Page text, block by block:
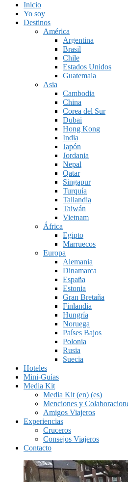
Inicio
Yo soy
Destinos
América
Argentina
Brasil
Chile
Estados Unidos
Guatemala
Asia
Cambodia
China
Corea del Sur
Dubai
Hong Kong
India
Japón
Jordania
Nepal
Qatar
Singapur
Turquía
Tailandia
Taiwán
Vietnam
África
Egipto
Marruecos
Europa
Alemania
Dinamarca
España
Estonia
Gran Bretaña
Finlandia
Hungría
Noruega
Países Bajos
Polonia
Rusia
Suecia
Hoteles
Mini-Guías
Media Kit
Media Kit (en) (es)
Menciones y
Amigos Viajeros
Experiencias
Cruceros
Consejos Viajeros
Contacto